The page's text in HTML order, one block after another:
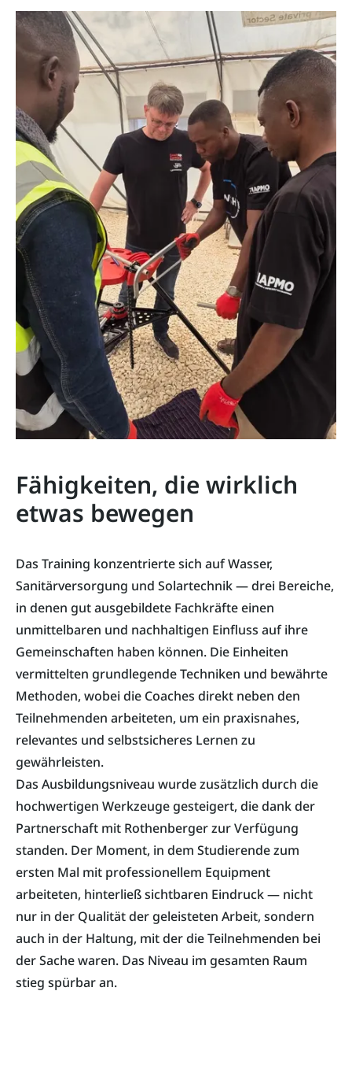
Fähigkeiten, die wirklich
etwas bewegen
Das Training konzentrierte sich auf Wasser,
Sanitärversorgung und Solartechnik — drei Bereiche,
in denen gut ausgebildete Fachkräfte einen
unmittelbaren und nachhaltigen Einfluss auf ihre
Gemeinschaften haben können. Die Einheiten
vermittelten grundlegende Techniken und bewährte
Methoden, wobei die Coaches direkt neben den
Teilnehmenden arbeiteten, um ein praxisnahes,
relevantes und selbstsicheres Lernen zu
gewährleisten.
Das Ausbildungsniveau wurde zusätzlich durch die
hochwertigen Werkzeuge gesteigert, die dank der
Partnerschaft mit Rothenberger zur Verfügung
standen. Der Moment, in dem Studierende zum
ersten Mal mit professionellem Equipment
arbeiteten, hinterließ sichtbaren Eindruck — nicht
nur in der Qualität der geleisteten Arbeit, sondern
auch in der Haltung, mit der die Teilnehmenden bei
der Sache waren. Das Niveau im gesamten Raum
stieg spürbar an.